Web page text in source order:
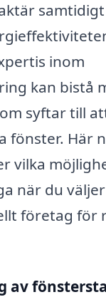
inom
kan bistå
syftar till
fönster. Här
vilka
när du
företag för
av